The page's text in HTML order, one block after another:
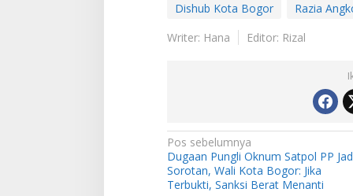
Dishub Kota Bogor
Razia
Writer: Hana
Editor: Rizal
N
a
v
Pos sebelumnya
Dugaan Pungli Oknum Satpol PP
Sorotan, Wali Kota Bogor: Jika
Terbukti, Sanksi Berat Menanti